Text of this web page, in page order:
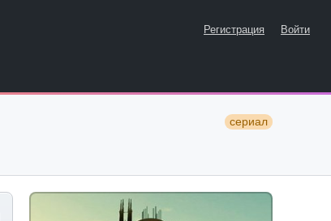
Регистрация Войти
сериал